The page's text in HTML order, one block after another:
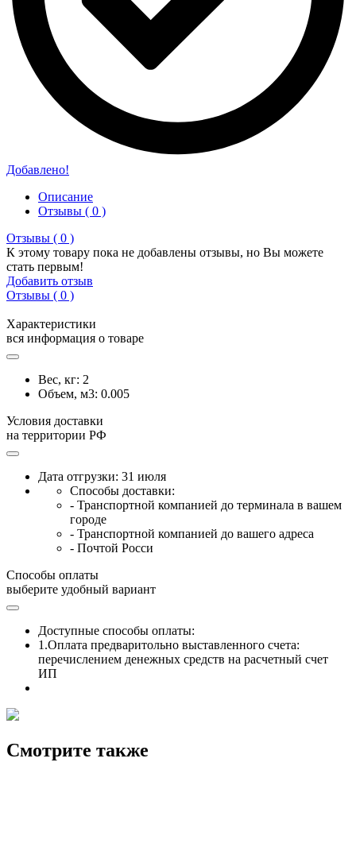
Добавлено!
Описание
Отзывы ( 0 )
Отзывы ( 0 )
К этому товару пока не добавлены отзывы, но Вы можете
стать первым!
Добавить отзыв
Отзывы ( 0 )
Характеристики
вся информация о товаре
Вес, кг: 2
Объем, м3: 0.005
Условия доставки
на территории РФ
Дата отгрузки: 31 июля
Способы доставки:
- Транспортной компанией до терминала в вашем
городе
- Транспортной компанией до вашего адреса
- Почтой Росси
Способы оплаты
выберите удобный вариант
Доступные способы оплаты:
1.Оплата предваритольно выставленного счета:
перечислением денежных средств на расчетный счет
ИП
Смотрите также